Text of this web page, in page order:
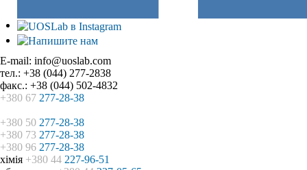
E-mail: info@uoslab.com
тел.: +38 (044) 277-2838
факс.: +38 (044) 502-4832
+380 67 277-28-38
+380 50 277-28-38
+380 73 277-28-38
+380 96 277-28-38
хімія +380 44 227-96-51